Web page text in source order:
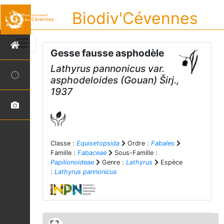
Biodiv'Cévennes
Gesse fausse asphodèle
Lathyrus pannonicus var.
asphodeloides (Gouan) Širj.,
1937
Classe : Equisetopsida Ordre : Fabales
Famille : Fabaceae
Sous-Famille :
Papilionoideae
Genre : Lathyrus
Espèce
: Lathyrus pannonicus